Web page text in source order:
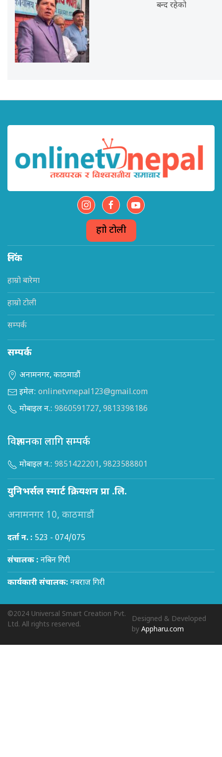
बन्द रहेको
हाम्रो टोली
लिंक
हाम्रो बारेमा
हाम्रो टोली
सम्पर्क
सम्पर्क
अनामनगर, काठमाडौं
इमेल: onlinetvnepal123@gmail.com
मोबाइल न.: 9860591727, 9813398186
विज्ञापनका लागि सम्पर्क
मोबाइल न.: 9851422201, 9823588801
युनिभर्सल स्मार्ट क्रियशन प्रा .लि.
अनामनगर 10, काठमाडौं
दर्ता न. : 523 - 074/075
संचालक : नबिन गिरी
कार्यकारी संचालक: नबराज गिरी
©2024 Universal Smart Creation Pvt.
Ltd. All rights reserved.
Designed & Developed
byAppharu.com